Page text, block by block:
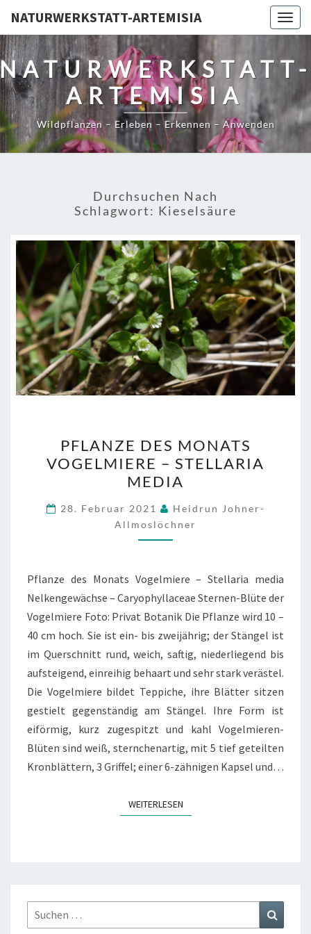
NATURWERKSTATT-ARTEMISIA
ARTEMISIA
Wildpflanzen – Erleben – Erkennen – Anwenden
Durchsuchen Nach
Schlagwort: Kieselsäure
DES
MONATS
VOGELMIERE
–
STELLARIA
MEDIA
PFLANZE DES MONATS
VOGELMIERE – STELLARIA
MEDIA
28. Februar 2021
Heidrun Johner-
Allmoslöchner
Pflanze des Monats Vogelmiere – Stellaria media
Nelkengewächse – Caryophyllaceae Sternen-Blüte der
Vogelmiere Foto: Privat Botanik Die Pflanze wird 10 –
40 cm hoch. Sie ist ein- bis zweijährig; der Stängel ist
im Querschnitt rund, weich, saftig, niederliegend bis
aufsteigend, einreihig behaart und sehr stark verästel.
Die Vogelmiere bildet Teppiche, ihre Blätter sitzen
gestielt gegenständig am Stängel. Ihre Form ist
eiförmig, kurz zugespitzt und kahl Vogelmieren-
Blüten sind weiß, sternchenartig, mit 5 tief geteilten
Kronblättern, 3 Griffel; einer 6-zähnigen Kapsel und…
WEITERLESENWEITERLESEN
Suchen
nach: